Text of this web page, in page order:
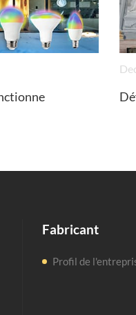
Fabricant
Profil de